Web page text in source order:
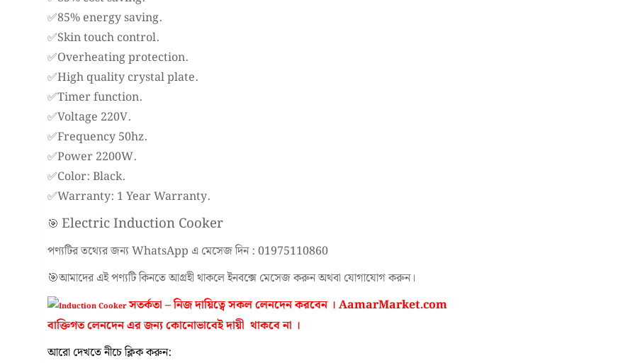
✅85% energy saving.
✅Skin touch control.
✅Overheating protection.
✅High quality crystal plate.
✅Timer function.
✅Voltage 220V.
✅Frequency 50hz.
✅Power 2200W.
✅Color: Black.
✅Warranty: 1 Year Warranty.
🎯 Electric Induction Cooker
পণ্যটির তথ্যের জন্য WhatsApp এ মেসেজ দিন : 01975110860
🎯আমাদের এই পণ্যটি কিনতে আগ্রহী থাকলে ইনবক্সে মেসেজ করুন অথবা যোগাযোগ করুন।
সতর্কতা – নিজ দায়িত্বে সকল লেনদেন করবেন । AamarMarket.com
বাক্তিগত লেনদেন এর জন্য কোনোভাবেই দায়ী থাকবে না ।
আরো দেখতে নীচে ক্লিক করুন: